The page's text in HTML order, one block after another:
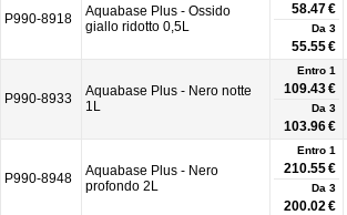
P990-8918
Aquabase Plus - Ossido
giallo ridotto 0,5L
58.47 €
Da 3
55.55 €
P990-8933
Aquabase Plus - Nero notte
1L
Entro 1
109.43 €
Da 3
103.96 €
P990-8948
Aquabase Plus - Nero
profondo 2L
Entro 1
210.55 €
Da 3
200.02 €